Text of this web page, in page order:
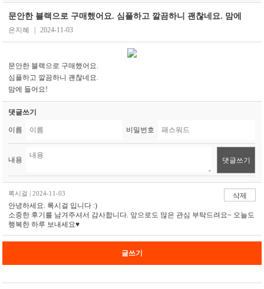
문안한 블랙으로 구매했어요. 심플하고 깔끔하니 괜찮네요. 맘에
은지혜 2024-11-03
문안한 블랙으로 구매했어요.
심플하고 깔끔하니 괜찮네요.
맘에 들어요!
댓글쓰기
이름 비밀번호
내용 댓글쓰기
록시걸 | 2024-11-03
삭제
안녕하세요. 록시걸 입니다 :)
소중한 후기를 남겨주셔서 감사합니다. 앞으로도 많은 관심 부탁드려요~ 오늘도
행복한 하루 보내세요♥
글쓰기